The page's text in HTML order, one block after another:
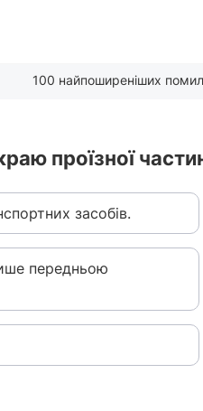
100 найпоширеніших
проїзної
засобів.
передньою